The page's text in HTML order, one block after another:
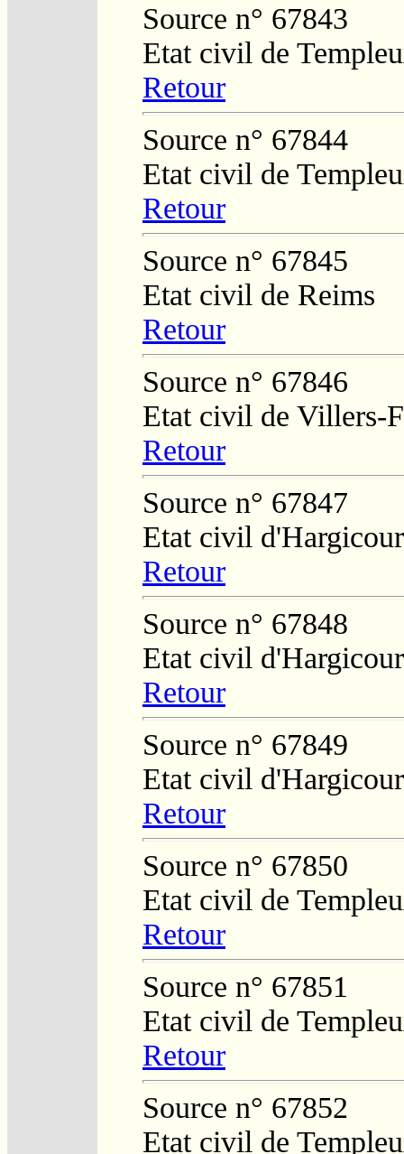
Source n° 67843
Etat civil de
Retour
Source n° 67844
Etat civil de
Retour
Source n° 67845
Etat civil de Reims
Retour
Source n° 67846
Etat civil de Villers-
Retour
Source n° 67847
Etat civil
Retour
Source n° 67848
Etat civil
Retour
Source n° 67849
Etat civil
Retour
Source n° 67850
Etat civil de
Retour
Source n° 67851
Etat civil de
Retour
Source n° 67852
Etat civil de